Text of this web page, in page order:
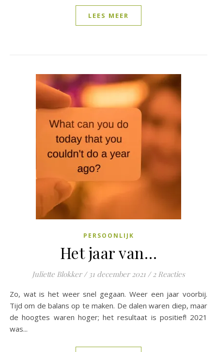
LEES MEER
PERSOONLIJK
Het jaar van…
Juliette Blokker / 31 december 2021 / 2 Reacties
Zo, wat is het weer snel gegaan. Weer een jaar voorbij.
Tijd om de balans op te maken. De dalen waren diep, maar
de hoogtes waren hoger; het resultaat is positief! 2021
was...